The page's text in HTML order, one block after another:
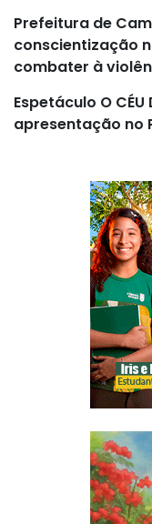
Prefeitura de
conscientização
combater à
Espetáculo O CÉU
apresentação no